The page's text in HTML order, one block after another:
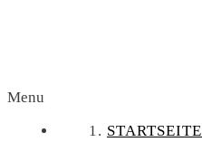
Menu
STARTSEITE